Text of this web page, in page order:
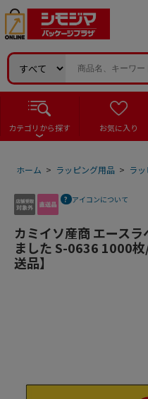
カテゴリから探す お気に入り
ホーム > ラッピング用品 > ラ
アイコンについて
カミイソ産商 エース
ました S-0636 1000
送品】